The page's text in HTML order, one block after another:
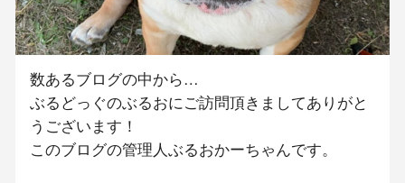
数あるブログの中から…
ぶるどっぐのぶるおにご訪問頂きましてありがと
うございます！
このブログの管理人ぶるおかーちゃんです。